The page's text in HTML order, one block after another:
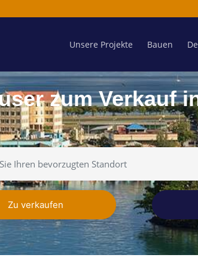
Unsere Projekte Bauen
zum Verkauf
Zu verkaufen